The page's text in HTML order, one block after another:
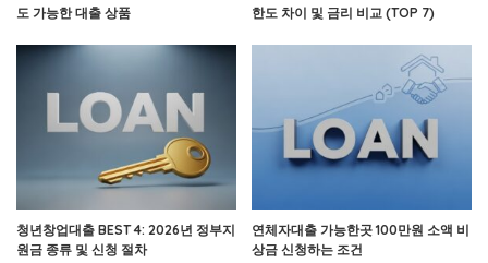
도 가능한 대출 상품
한도 차이 및 금리 비교 (TOP 7)
청년창업대출 BEST 4: 2026년 정부지
원금 종류 및 신청 절차
연체자대출 가능한곳 100만원 소액 비
상금 신청하는 조건